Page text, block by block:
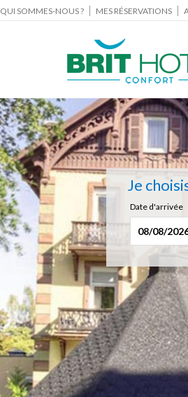
QUI SOMMES-NOUS ? MES RÉSERVATIONS
Je
Date d'arrivée